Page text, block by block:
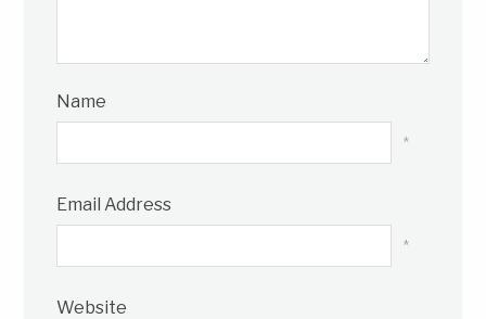
Name
*
Email Address
*
Website